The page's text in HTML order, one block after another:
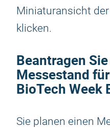
Miniaturansicht
klicken.
Beantragen
Messestand
BioTech Week
Sie planen einen